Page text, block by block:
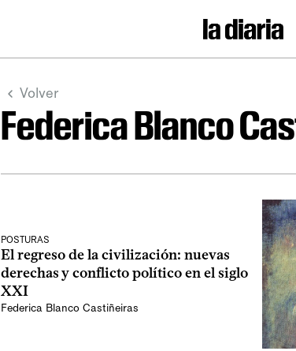
Volver
Federica Blanco
POSTURAS
El regreso de la civilización: nuevas
derechas y conflicto político en el siglo
XXI
Federica Blanco Castiñeiras